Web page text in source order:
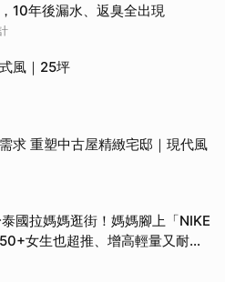
10年後漏水、返臭全出現
風｜25坪
求 重塑中古屋精緻宅邸｜現代風
國拉媽媽逛街！媽媽腳上「NIKE
女生也超推、增高輕量又耐